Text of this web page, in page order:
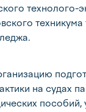
технолого-
на судах
пособий,